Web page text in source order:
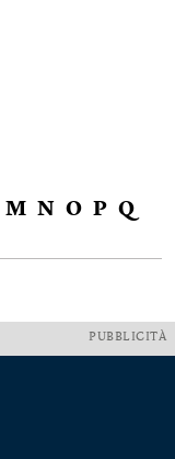
M N O P Q
PUBBLICITÀ